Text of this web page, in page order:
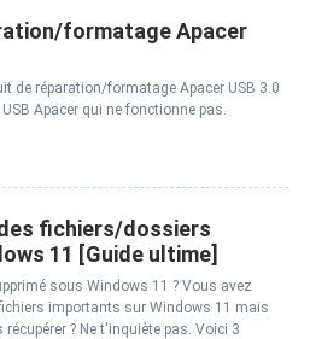
formatage Apacer
de réparation/formatage Apacer USB 3.0
Apacer qui ne fonctionne pas.
fichiers/dossiers
11 [Guide ultime]
sous Windows 11 ? Vous avez
importants sur Windows 11 mais
? Ne t'inquiète pas. Voici 3